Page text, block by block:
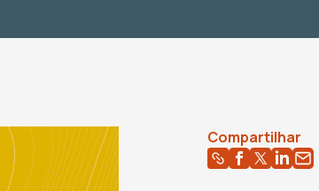
Compartilhar